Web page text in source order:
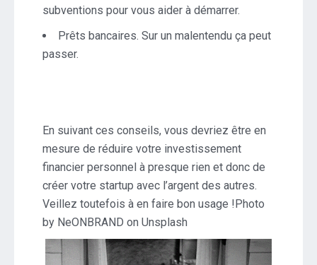
subventions pour vous aider à démarrer.
Prêts bancaires. Sur un malentendu ça peut
passer.
En suivant ces conseils, vous devriez être en
mesure de réduire votre investissement
financier personnel à presque rien et donc de
créer votre startup avec l’argent des autres.
Veillez toutefois à en faire bon usage !Photo
by NeONBRAND on Unsplash